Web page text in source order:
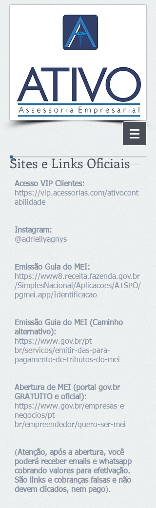
Sites e Links Oficiais
Acesso VIP Clientes:
https://vip.acessorias.com/ativocont
abilidade
Instagram:
@adriellyagnys
Emissão Guia do MEI:
https://www8.receita.fazenda.gov.br
/SimplesNacional/Aplicacoes/ATSPO/
pgmei.app/Identificacao
Emissão Guia do MEI (Caminho
alternativo):
https://www.gov.br/pt-
br/servicos/emitir-das-para-
pagamento-de-tributos-do-mei
Abertura de MEI (portal gov.br
GRATUITO e oficial):
https://www.gov.br/empresas-e-
negocios/pt-
br/empreendedor/quero-ser-mei
(Atenção, após a abertura, você
poderá receber emails e whatsapp
cobrando valores para efetivação.
São links e cobranças falsas e não
devem clicados, nem pago).